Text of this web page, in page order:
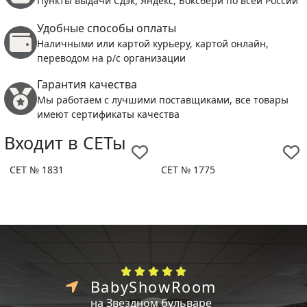
Удобные способы оплаты
Наличными или картой курьеру, картой онлайн,
переводом на р/с организации
Гарантия качества
Мы работаем с лучшими поставщиками, все товары
имеют сертификаты качества
Входит в СЕТы
СЕТ № 1831 СЕТ № 1775
BabyShowRoom
на Звездном бульваре